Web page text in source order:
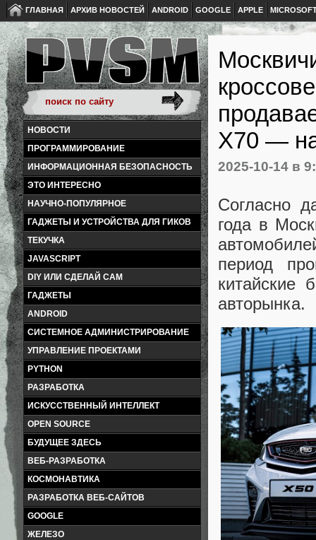
ГЛАВНАЯ АРХИВ НОВОСТЕЙ ANDROID GOOGLE APPLE
НОВОСТИ
ПРОГРАММИРОВАНИЕ
ИНФОРМАЦИОННАЯ БЕЗОПАСНОСТЬ
ЭТО ИНТЕРЕСНО
НАУЧНО-ПОПУЛЯРНОЕ
ГАДЖЕТЫ И УСТРОЙСТВА ДЛЯ ГИКОВ
ТЕКУЧКА
JAVASCRIPT
DIY ИЛИ СДЕЛАЙ САМ
ГАДЖЕТЫ
ANDROID
СИСТЕМНОЕ АДМИНИСТРИРОВАНИЕ
УПРАВЛЕНИЕ ПРОЕКТАМИ
PYTHON
РАЗРАБОТКА
ИСКУССТВЕННЫЙ ИНТЕЛЛЕКТ
OPEN SOURCE
БУДУЩЕЕ ЗДЕСЬ
ВЕБ-РАЗРАБОТКА
КОСМОНАВТИКА
РАЗРАБОТКА ВЕБ-САЙТОВ
GOOGLE
ЖЕЛЕЗО
X70 —
2025-10-14 в
Согласно
года в
период
китайские
авторынка.